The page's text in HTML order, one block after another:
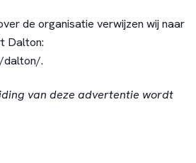
de organisatie verwijzen wij naar
Dalton:
.
van deze advertentie wordt